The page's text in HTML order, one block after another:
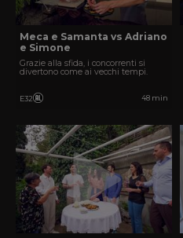
Meca e Samanta vs Adriano
e Simone
Grazie alla sfida, i concorrenti si
divertono come ai vecchi tempi.
E32 48 min